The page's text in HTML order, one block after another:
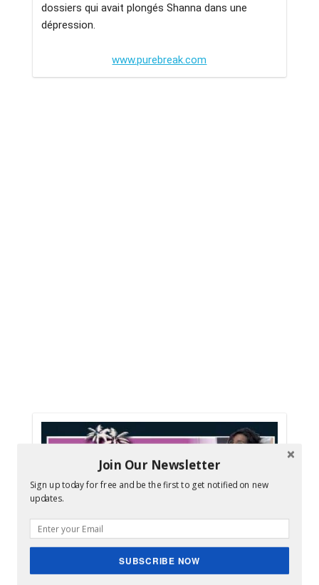
dossiers qui avait plongés Shanna dans une
dépression.
www.purebreak.com
Join Our Newsletter
Sign up today for free and be the first to get notified on new
updates.
SUBSCRIBE NOW